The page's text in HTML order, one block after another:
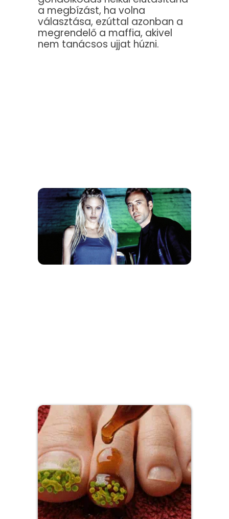
a megbízást, ha volna
választása, ezúttal azonban a
megrendelő a maffia, akivel
nem tanácsos ujjat húzni.